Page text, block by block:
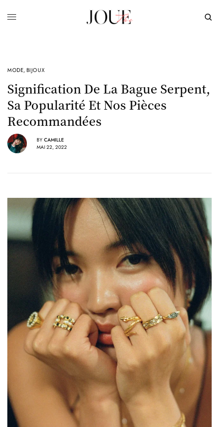
MODE,BIJOUX
Signification De La Bague Serpent,
Sa Popularité Et Nos Pièces
Recommandées
BY CAMILLE
MAI 22, 2022